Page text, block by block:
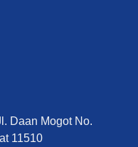
Daan Mogot No.
11510